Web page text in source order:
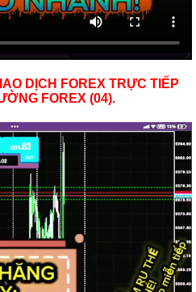
DỊCH FOREX TRỰC TIẾP
FOREX (04).